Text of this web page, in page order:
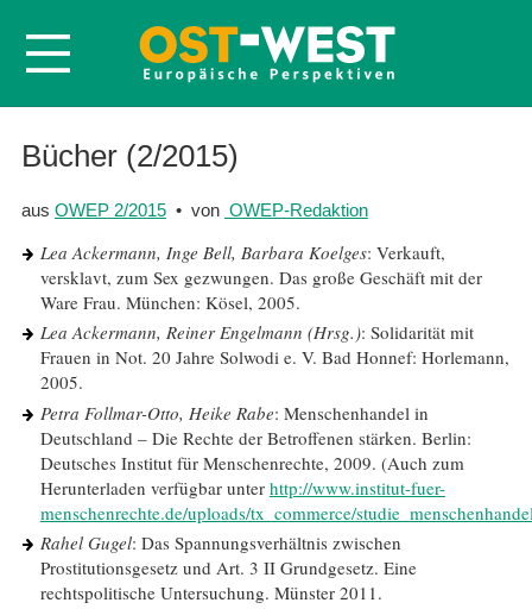
Startseite
Probeheft
Nachbestellen
Abonnieren
Kontakt
Bücher (2/2015)
aus OWEP 2/2015• von OWEP-Redaktion
Lea Ackermann, Inge Bell, Barbara Koelges: Verkauft,
versklavt, zum Sex gezwungen. Das große Geschäft mit der
Ware Frau. München: Kösel, 2005.
Lea Ackermann, Reiner Engelmann (Hrsg.): Solidarität mit
Frauen in Not. 20 Jahre Solwodi e. V. Bad Honnef: Horlemann,
2005.
Petra Follmar-Otto, Heike Rabe: Menschenhandel in
Deutschland – Die Rechte der Betroffenen stärken. Berlin:
Deutsches Institut für Menschenrechte, 2009. (Auch zum
Herunterladen verfügbar unter http://www.institut-fuer-
menschenrechte.de/uploads/tx_commerce/
Rahel Gugel: Das Spannungsverhältnis zwischen
Prostitutionsgesetz und Art. 3 II Grundgesetz. Eine
rechtspolitische Untersuchung. Münster 2011.